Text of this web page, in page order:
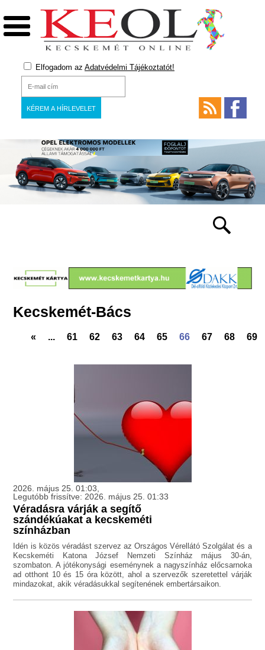
Elfogadom az Adatvédelmi Tájékoztatót!
Kecskemét-Bács
« ... 61 62 63 64 65 66 67 68 69
2026. május 25. 01:03,
Legutóbb frissítve: 2026. május 25. 01:33
Véradásra várják a segítő
szándékúakat a kecskeméti
színházban
Idén is közös véradást szervez az Országos Vérellátó Szolgálat és a
Kecskeméti Katona József Nemzeti Színház május 30-án,
szombaton. A jótékonysági eseménynek a nagyszínház előcsarnoka
ad otthont 10 és 15 óra között, ahol a szervezők szeretettel várják
mindazokat, akik véradásukkal segítenének embertársaikon.